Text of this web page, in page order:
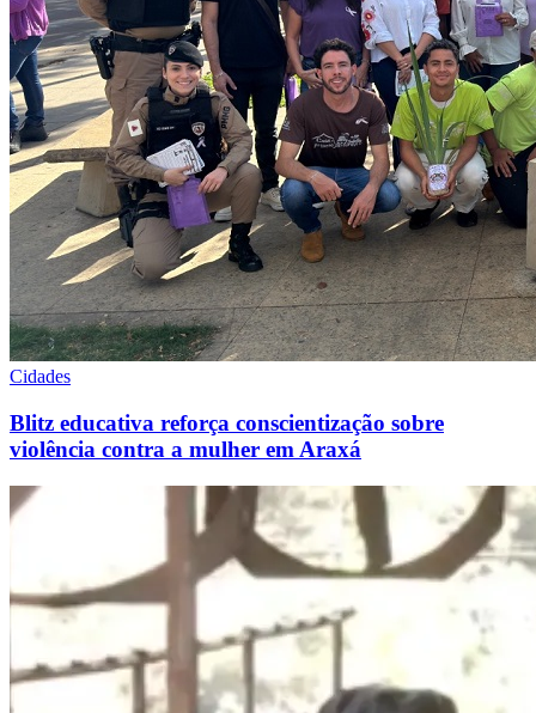
Cidades
Blitz educativa reforça conscientização sobre
violência contra a mulher em Araxá